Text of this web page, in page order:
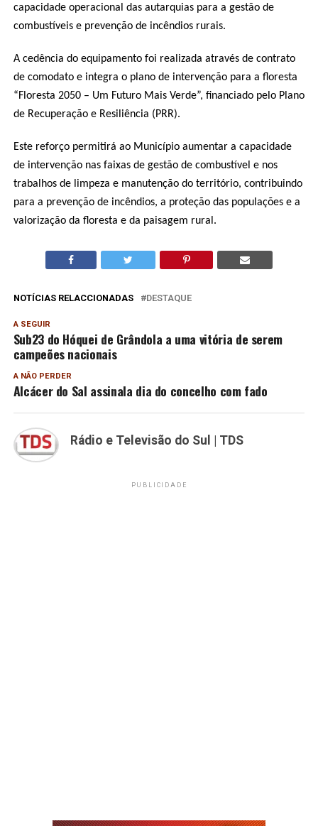
capacidade operacional das autarquias para a gestão de
combustíveis e prevenção de incêndios rurais.
A cedência do equipamento foi realizada através de contrato
de comodato e integra o plano de intervenção para a floresta
“Floresta 2050 – Um Futuro Mais Verde”, financiado pelo Plano
de Recuperação e Resiliência (PRR).
Este reforço permitirá ao Município aumentar a capacidade
de intervenção nas faixas de gestão de combustível e nos
trabalhos de limpeza e manutenção do território, contribuindo
para a prevenção de incêndios, a proteção das populações e a
valorização da floresta e da paisagem rural.
NOTÍCIAS RELACCIONADAS DESTAQUE
A SEGUIR
Sub23 do Hóquei de Grândola a uma vitória de serem
campeões nacionais
A NÃO PERDER
Alcácer do Sal assinala dia do concelho com fado
Rádio e Televisão do Sul | TDS
PUBLICIDADE